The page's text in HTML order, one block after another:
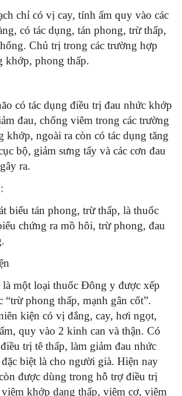
chỉ có vị cay, tính ấm quy vào các
có tác dụng, tán phong, trừ thấp,
Chủ trị trong các trường hợp
khớp, phong thấp.
có tác dụng điều trị đau nhức khớp
đau, chống viêm trong các trường
khớp, ngoài ra còn có tác dụng tăng
bộ, giảm sưng tấy và các cơn đau
ra.
biểu tán phong, trừ thấp, là thuốc
chứng ra mồ hôi, trừ phong, đau
một loại thuốc Đông y được xếp
“trừ phong thấp, mạnh gân cốt”.
kiện có vị đắng, cay, hơi ngọt,
quy vào 2 kinh can và thận. Có
trị tê thấp, làm giảm đau nhức
biệt là cho người già. Hiện nay
được dùng trong hỗ trợ điều trị
khớp dạng thấp, viêm cơ, viêm